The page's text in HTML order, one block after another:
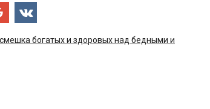
богатых и здоровых над бедными и